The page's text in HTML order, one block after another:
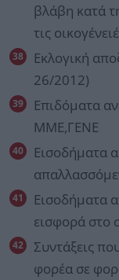
βλάβη κατά
τις
Εκλογική
26/2012)
Επιδόματα
ΜΜΕ,ΓΕΝΕ
Εισοδήματα
Εισοδήματα
εισφορά στο
Συντάξεις
φορέα σε